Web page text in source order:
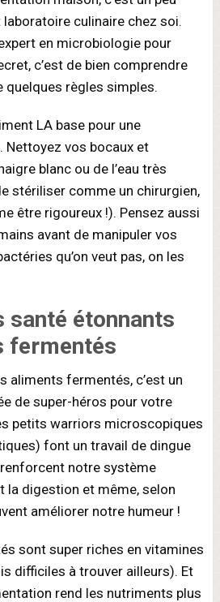
culinaire chez soi.
en microbiologie pour
c’est de bien comprendre
quelques règles simples.
LA base pour une
vos bocaux et
blanc ou de l’eau très
stériliser comme un chirurgien,
être rigoureux !). Pensez aussi
avant de manipuler vos
qu’on veut pas, on les
santé étonnants
fermentés
aliments fermentés, c’est un
de super-héros pour votre
petits warriors microscopiques
font un travail de dingue
notre système
la digestion et même, selon
améliorer notre humeur !
sont super riches en vitamines
difficiles à trouver ailleurs). Et
rend les nutriments plus